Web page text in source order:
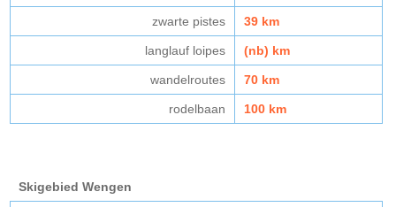
zwarte pistes 39 km
langlauf loipes (nb) km
wandelroutes 70 km
rodelbaan 100 km
Skigebied Wengen